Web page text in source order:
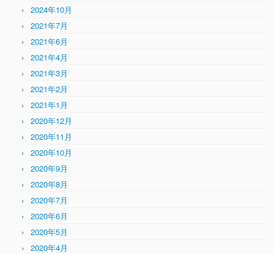
2024年10月
2021年7月
2021年6月
2021年4月
2021年3月
2021年2月
2021年1月
2020年12月
2020年11月
2020年10月
2020年9月
2020年8月
2020年7月
2020年6月
2020年5月
2020年4月